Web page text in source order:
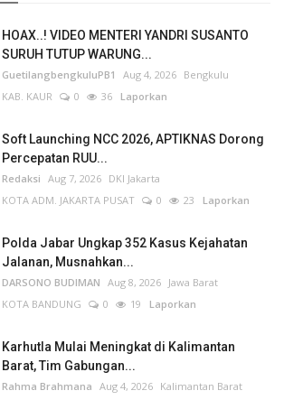
HOAX..! VIDEO MENTERI YANDRI SUSANTO
SURUH TUTUP WARUNG...
GuetilangbengkuluPB1 Aug 4, 2026 Bengkulu
KAB. KAUR
0 36 Laporkan
Soft Launching NCC 2026, APTIKNAS Dorong
Percepatan RUU...
Redaksi Aug 7, 2026 DKI Jakarta
KOTA ADM. JAKARTA PUSAT
0 23 Laporkan
Polda Jabar Ungkap 352 Kasus Kejahatan
Jalanan, Musnahkan...
DARSONO BUDIMAN Aug 8, 2026 Jawa Barat
KOTA BANDUNG
0 19 Laporkan
Karhutla Mulai Meningkat di Kalimantan
Barat, Tim Gabungan...
Rahma Brahmana Aug 4, 2026 Kalimantan Barat